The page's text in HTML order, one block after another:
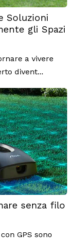
Soluzioni
gli Spazi
a vivere
divent...
senza filo
GPS sono